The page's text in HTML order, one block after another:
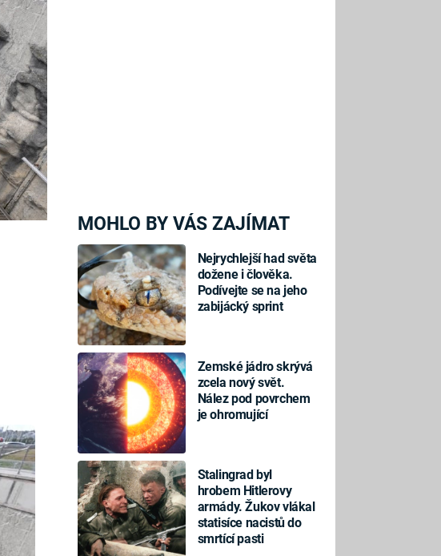
MOHLO BY VÁS ZAJÍMAT
Nejrychlejší had světa
dožene i člověka.
Podívejte se na jeho
zabijácký sprint
Zemské jádro skrývá
zcela nový svět.
Nález pod povrchem
je ohromující
Stalingrad byl
hrobem Hitlerovy
armády. Žukov vlákal
statisíce nacistů do
smrtící pasti